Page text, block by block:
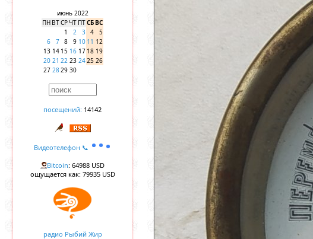
июнь 2022
ПН ВТСРЧТ ПТСБВС
1
2 3 4
5
6
7 8 9 10 11 12
13 14 15 16 17 18 19
20 21 22 23 2425 26
27 2829 30
посещений: 14142
Видеотелефон 📞
Bitcoin: 64988 USD
ощущается как: 79935 USD
радио Рыбий Жир